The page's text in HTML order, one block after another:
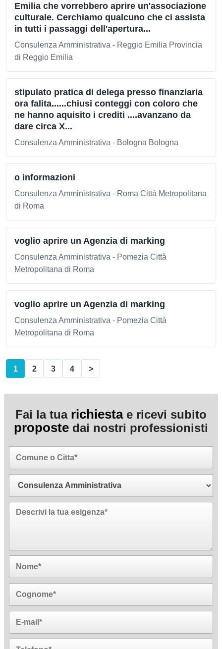
Emilia che vorrebbero aprire un'associazione
culturale. Cerchiamo qualcuno che ci assista
in tutti i passaggi dell'apertura...
Consulenza Amministrativa - Reggio Emilia Provincia
di Reggio Emilia
stipulato pratica di delega presso finanziaria
ora falita......chiusi conteggi con coloro che
ne hanno aquisito i crediti ....avanzano da
dare circa X...
Consulenza Amministrativa - Bologna Bologna
o informazioni
Consulenza Amministrativa - Roma Città Metropolitana
di Roma
voglio aprire un Agenzia di marking
Consulenza Amministrativa - Pomezia Città
Metropolitana di Roma
voglio aprire un Agenzia di marking
Consulenza Amministrativa - Pomezia Città
Metropolitana di Roma
1 2 3 4 >
Fai la tua richiestae ricevi subito
proposte dai nostri professionisti